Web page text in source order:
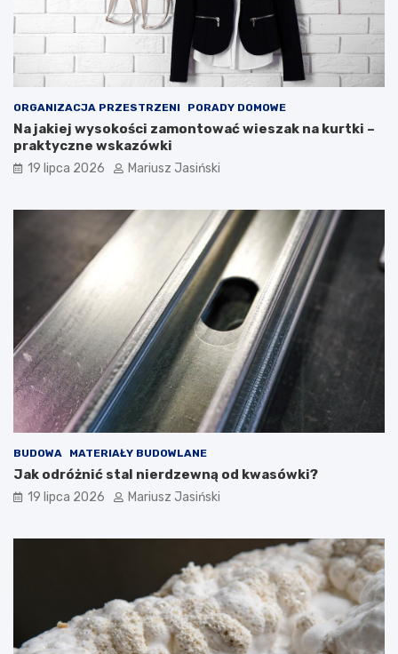
ORGANIZACJA PRZESTRZENI PORADY DOMOWE
Na jakiej wysokości zamontować wieszak na kurtki –
praktyczne wskazówki
19 lipca 2026 Mariusz Jasiński
BUDOWA MATERIAŁY BUDOWLANE
Jak odróżnić stal nierdzewną od kwasówki?
19 lipca 2026 Mariusz Jasiński